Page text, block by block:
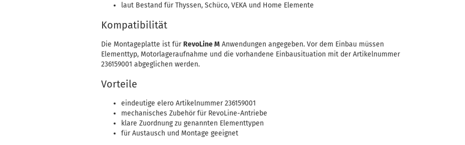
laut Bestand für Thyssen, Schüco, VEKA und Home Elemente
Kompatibilität
Die Montageplatte ist für RevoLine M Anwendungen angegeben. Vor dem Einbau müssen
Elementtyp, Motorlageraufnahme und die vorhandene Einbausituation mit der Artikelnummer
236159001 abgeglichen werden.
Vorteile
eindeutige elero Artikelnummer 236159001
mechanisches Zubehör für RevoLine-Antriebe
klare Zuordnung zu genannten Elementtypen
für Austausch und Montage geeignet